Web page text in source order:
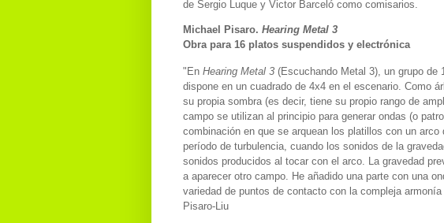
de Sergio Luque y Victor Barceló como comisarios.
Michael Pisaro. Hearing Metal 3
Obra para 16 platos suspendidos y electrónica
"En Hearing Metal 3 (Escuchando Metal 3), un grupo de
dispone en un cuadrado de 4x4 en el escenario. Como
su propia sombra (es decir, tiene su propio rango de
campo se utilizan al principio para generar ondas (o
combinación en que se arquean los platillos con un
período de turbulencia, cuando los sonidos de la
sonidos producidos al tocar con el arco. La gravedad
a aparecer otro campo. He añadido una parte con una
variedad de puntos de contacto con la compleja
Pisaro-Liu